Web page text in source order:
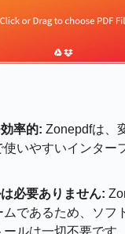
率的: Zonepdfは、
いやすいインター
必要ありません:
であるため、ソフ